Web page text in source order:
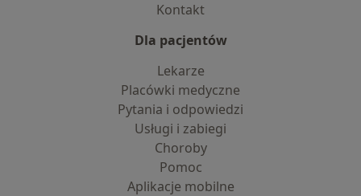
Kontakt
Dla pacjentów
Lekarze
Placówki medyczne
Pytania i odpowiedzi
Usługi i zabiegi
Choroby
Pomoc
Aplikacje mobilne